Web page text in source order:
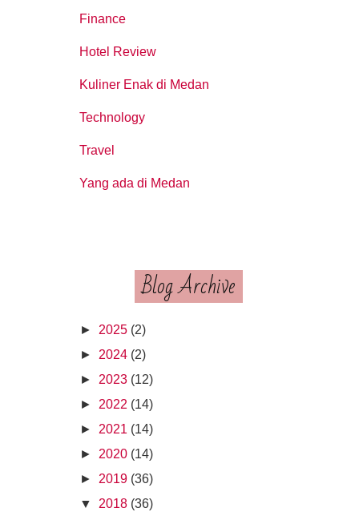
Finance
Hotel Review
Kuliner Enak di Medan
Technology
Travel
Yang ada di Medan
Blog Archive
► 2025 (2)
► 2024 (2)
► 2023 (12)
► 2022 (14)
► 2021 (14)
► 2020 (14)
► 2019 (36)
▼
2018 (36)